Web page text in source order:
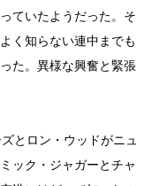
ていたようだった。そ
く知らない連中までも
た。異様な興奮と緊張
とロン・ウッドがニュ
ック・ジャガーとチャ